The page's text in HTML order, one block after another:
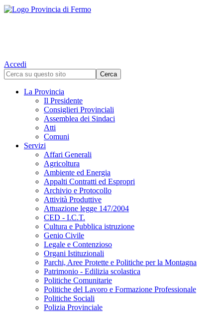
Accedi
La Provincia
Il Presidente
Consiglieri Provinciali
Assemblea dei Sindaci
Atti
Comuni
Servizi
Affari Generali
Agricoltura
Ambiente ed Energia
Appalti Contratti ed Espropri
Archivio e Protocollo
Attività Produttive
Attuazione legge 147/2004
CED - I.C.T.
Cultura e Pubblica istruzione
Genio Civile
Legale e Contenzioso
Organi Istituzionali
Parchi, Aree Protette e Politiche per la Montagna
Patrimonio - Edilizia scolastica
Politiche Comunitarie
Politiche del Lavoro e Formazione Professionale
Politiche Sociali
Polizia Provinciale